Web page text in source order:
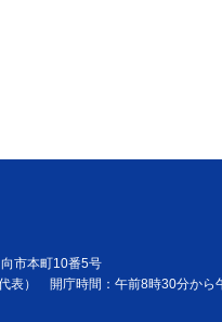
市本町10番5号
表） 開庁時間：午前8時30分から